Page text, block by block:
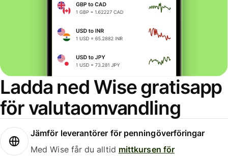
Ladda ned Wise gratisapp
för valutaomvandling
Jämför leverantörer för penningöverföringar
Med Wise får du alltid mittkursen för